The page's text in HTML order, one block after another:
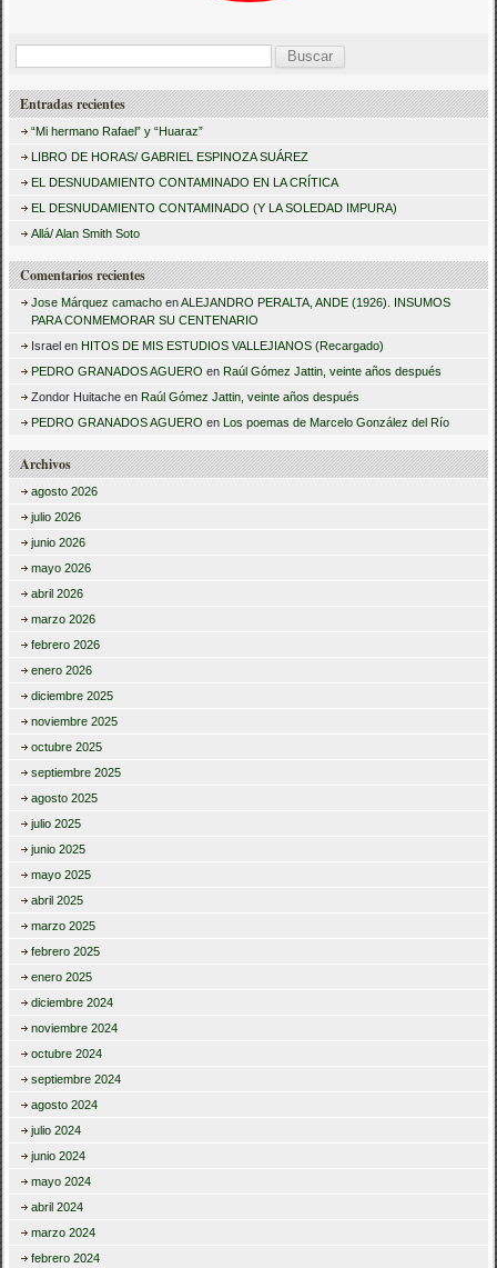
s
r
Entradas recientes
“Mi hermano Rafael” y “Huaraz”
LIBRO DE HORAS/ GABRIEL ESPINOZA SUÁREZ
EL DESNUDAMIENTO CONTAMINADO EN LA CRÍTICA
EL DESNUDAMIENTO CONTAMINADO (Y LA SOLEDAD IMPURA)
Allá/ Alan Smith Soto
Comentarios recientes
Jose Márquez camacho enALEJANDRO PERALTA, ANDE (1926). INSUMOS
PARA CONMEMORAR SU CENTENARIO
Israel en HITOS DE MIS ESTUDIOS VALLEJIANOS (Recargado)
PEDRO GRANADOS AGUERO en Raúl Gómez Jattin, veinte años después
Zondor Huitache en Raúl Gómez Jattin, veinte años después
PEDRO GRANADOS AGUERO en Los poemas de Marcelo González del Río
Archivos
agosto 2026
julio 2026
junio 2026
mayo 2026
abril 2026
marzo 2026
febrero 2026
enero 2026
diciembre 2025
noviembre 2025
octubre 2025
septiembre 2025
agosto 2025
julio 2025
junio 2025
mayo 2025
abril 2025
marzo 2025
febrero 2025
enero 2025
diciembre 2024
noviembre 2024
octubre 2024
septiembre 2024
agosto 2024
julio 2024
junio 2024
mayo 2024
abril 2024
marzo 2024
febrero 2024